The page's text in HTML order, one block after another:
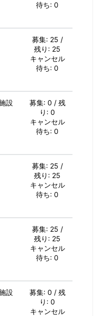
待ち: 0
募集: 25 /
残り: 25
キャンセル
待ち: 0
設
募集: 0 / 残
り: 0
キャンセル
待ち: 0
募集: 25 /
残り: 25
キャンセル
待ち: 0
募集: 25 /
残り: 25
キャンセル
待ち: 0
設
募集: 0 / 残
り: 0
キャンセル